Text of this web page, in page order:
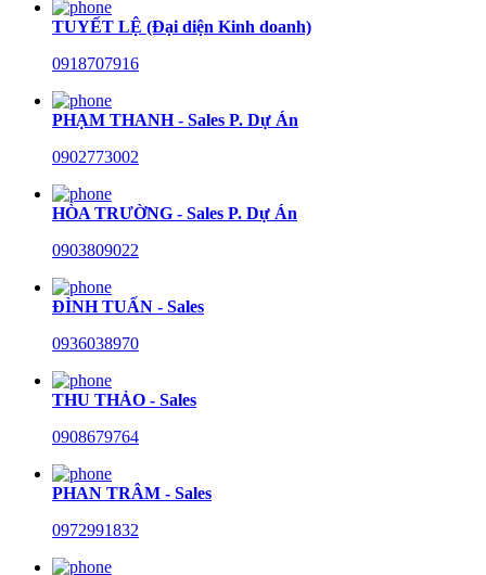
TUYẾT LỆ (Đại diện Kinh doanh)
0918707916
PHẠM THANH - Sales P. Dự Án
0902773002
HÒA TRƯỜNG - Sales P. Dự Án
0903809022
ĐÌNH TUẤN - Sales
0936038970
THU THẢO - Sales
0908679764
PHAN TRÂM - Sales
0972991832